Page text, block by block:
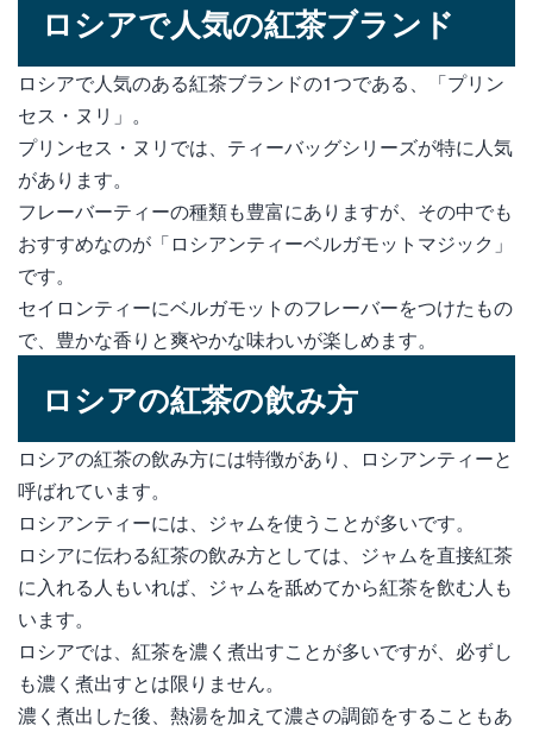
ロシアで人気の紅茶ブランド
ロシアで人気のある紅茶ブランドの1つである、「プリン
セス・ヌリ」。
プリンセス・ヌリでは、ティーバッグシリーズが特に人気
があります。
フレーバーティーの種類も豊富にありますが、その中でも
おすすめなのが「ロシアンティーベルガモットマジック」
です。
セイロンティーにベルガモットのフレーバーをつけたもの
で、豊かな香りと爽やかな味わいが楽しめます。
ロシアの紅茶の飲み方
ロシアの紅茶の飲み方には特徴があり、ロシアンティーと
呼ばれています。
ロシアンティーには、ジャムを使うことが多いです。
ロシアに伝わる紅茶の飲み方としては、ジャムを直接紅茶
に入れる人もいれば、ジャムを舐めてから紅茶を飲む人も
います。
ロシアでは、紅茶を濃く煮出すことが多いですが、必ずし
も濃く煮出すとは限りません。
濃く煮出した後、熱湯を加えて濃さの調節をすることもあ